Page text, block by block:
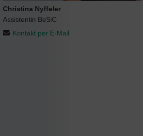
Christina Nyffeler
Assistentin BeSiC
Kontakt per E-Mail